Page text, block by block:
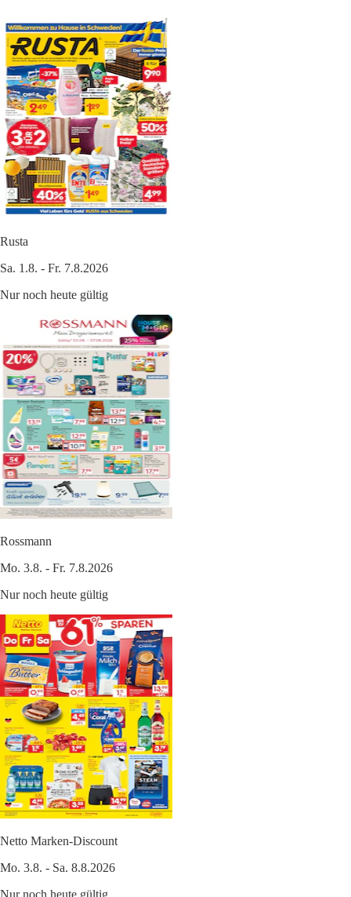
Rusta
Sa. 1.8. - Fr. 7.8.2026
Nur noch heute gültig
Rossmann
Mo. 3.8. - Fr. 7.8.2026
Nur noch heute gültig
Netto Marken-Discount
Mo. 3.8. - Sa. 8.8.2026
Nur noch heute gültig